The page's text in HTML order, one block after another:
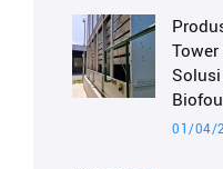
01/04/